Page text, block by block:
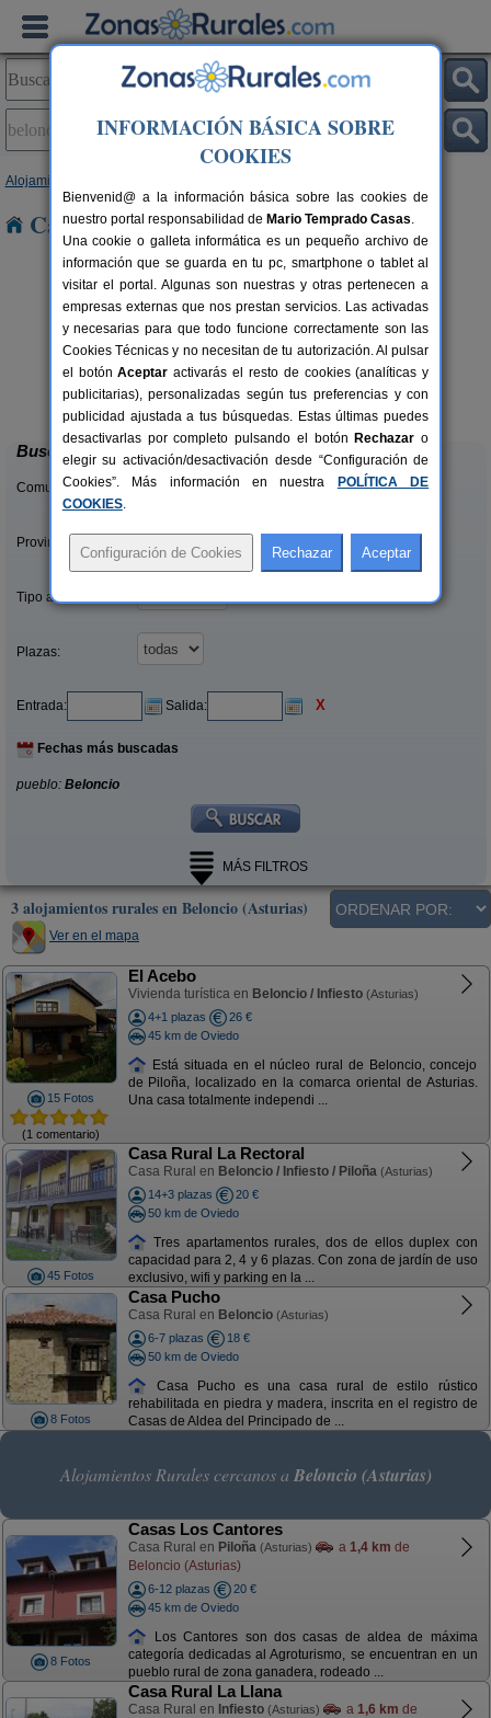
Alojamientos
Casas Rurales en Beloncio
12-22+3 pers.
desde30 €
La Llosuca
San Pedro de Ambás (Asturias)
Buscar
Comunidades:
Provincias/Islas:
Tipo alquiler:
Plazas:
Entrada: Salida: X
Fechas más buscadas
pueblo: Beloncio
MÁS FILTROS
3 alojamientos rurales en Beloncio (Asturias)
Ver en el mapa
15 Fotos
(1 comentario)
El Acebo
Vivienda turística en Beloncio / Infiesto (Asturias)
4+1 plazas
26 €
45 km de Oviedo
Está situada en el núcleo rural de Beloncio, concejo
de Piloña, localizado en la comarca oriental de Asturias.
Una casa totalmente independi ...
45 Fotos
Casa Rural La Rectoral
Casa Rural en Beloncio / Infiesto / Piloña (Asturias)
14+3 plazas
20 €
50 km de Oviedo
Tres apartamentos rurales, dos de ellos duplex con
capacidad para 2, 4 y 6 plazas. Con zona de jardín de uso
exclusivo, wifi y parking en la ...
8 Fotos
Casa Pucho
Casa Rural en Beloncio (Asturias)
6-7 plazas
18 €
50 km de Oviedo
Casa Pucho es una casa rural de estilo rústico
rehabilitada en piedra y madera, inscrita en el registro de
Casas de Aldea del Principado de ...
Alojamientos Rurales cercanos a Beloncio (Asturias)
8 Fotos
Casas Los Cantores
Casa Rural en Piloña (Asturias) a 1,4 km de
Beloncio (Asturias)
6-12 plazas
20 €
45 km de Oviedo
Los Cantores son dos casas de aldea de máxima
categoría dedicadas al Agroturismo, se encuentran en un
pueblo rural de zona ganadera, rodeado ...
Casa Rural La Llana
Casa Rural en Infiesto (Asturias) a 1,6 km de
INFORMACIÓN BÁSICA SOBRE
COOKIES
Bienvenid@ a la información básica sobre las cookies de
nuestro portal responsabilidad de Mario Temprado Casas.
Una cookie o galleta informática es un pequeño archivo de
información que se guarda en tu pc, smartphone o tablet al
visitar el portal. Algunas son nuestras y otras pertenecen a
empresas externas que nos prestan servicios. Las activadas
y necesarias para que todo funcione correctamente son las
Cookies Técnicas y no necesitan de tu autorización. Al pulsar
el botónAceptar activarás el resto de cookies (analíticas y
publicitarias), personalizadas según tus preferencias y con
publicidad ajustada a tus búsquedas. Estas últimas puedes
desactivarlas por completo pulsando el botón Rechazar o
elegir su activación/desactivación desde “Configuración de
Cookies”. Más información en nuestra
POLÍTICA DE
COOKIES.